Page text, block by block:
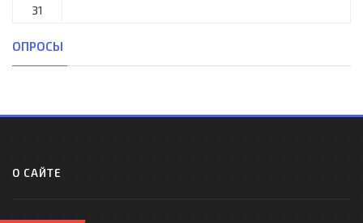
31
ОПРОСЫ
О САЙТЕ